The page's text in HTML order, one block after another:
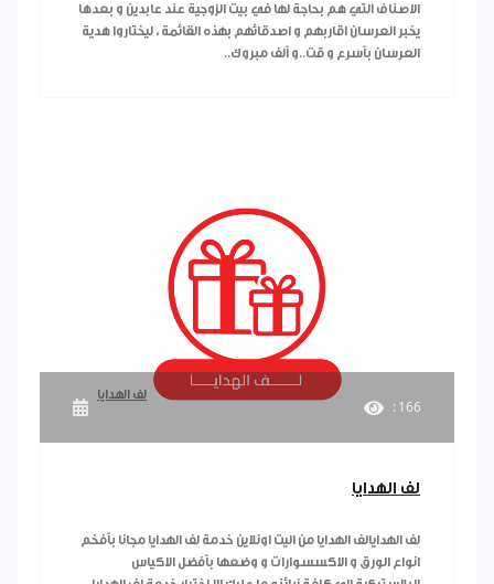
الاصناف التي هم بحاجة لها في بيت الزوجية عند عابدين و بعدها
يخبر العرسان اقاربهم و اصدقائهم بهذه القائمة ، ليختاروا هدية
العرسان بأسرع و قت..و ألف مبروك..
لف الهدايا
: 166
لف الهدايا
لف الهدايالف الهدايا من اليت اونلاين خدمة لف الهدايا مجانا بأفخم
انواع الورق و الاكسسوارات و وضعها بأفضل الاكياس